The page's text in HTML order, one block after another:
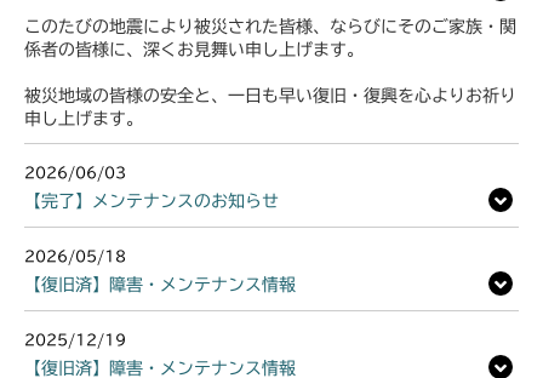
このたびの地震により被災された皆様、ならびにそのご家族・関
係者の皆様に、深くお見舞い申し上げます。
被災地域の皆様の安全と、一日も早い復旧・復興を心よりお祈り
申し上げます。
2026/06/03
【完了】メンテナンスのお知らせ
2026/05/18
【復旧済】障害・メンテナンス情報
2025/12/19
【復旧済】障害・メンテナンス情報